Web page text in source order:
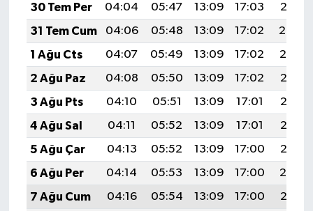
30 Tem Per
04:04 05:47 13:09 17:03
20:21
31 Tem Cum
04:06 05:48 13:09 17:02
20:20
1 Ağu Cts
04:07 05:49 13:09 17:02
20:19
2 Ağu Paz
04:08 05:50 13:09 17:02
20:18
3 Ağu Pts
04:10 05:51 13:09 17:01
20:17
4 Ağu Sal
04:11 05:52 13:09 17:01
20:16
5 Ağu Çar
04:13 05:52 13:09 17:00
20:15
6 Ağu Per
04:14 05:53 13:09 17:00
20:14
7 Ağu Cum
04:16 05:54 13:09 17:00
20:13